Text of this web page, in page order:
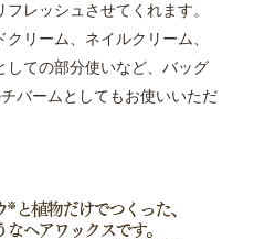
レッシュさせてくれます。
リーム、ネイルクリーム、
しての部分使いなど、バッグ
バームとしてもお使いいただ